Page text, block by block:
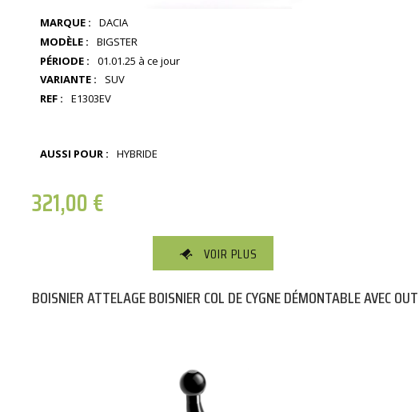
MARQUE :
DACIA
MODÈLE :
BIGSTER
PÉRIODE :
01.01.25 à ce jour
VARIANTE :
SUV
REF :
E1303EV
AUSSI POUR : HYBRIDE
321,00€
VOIR PLUS
BOISNIER ATTELAGE BOISNIER COL DE CYGNE DÉMONTABLE AVEC